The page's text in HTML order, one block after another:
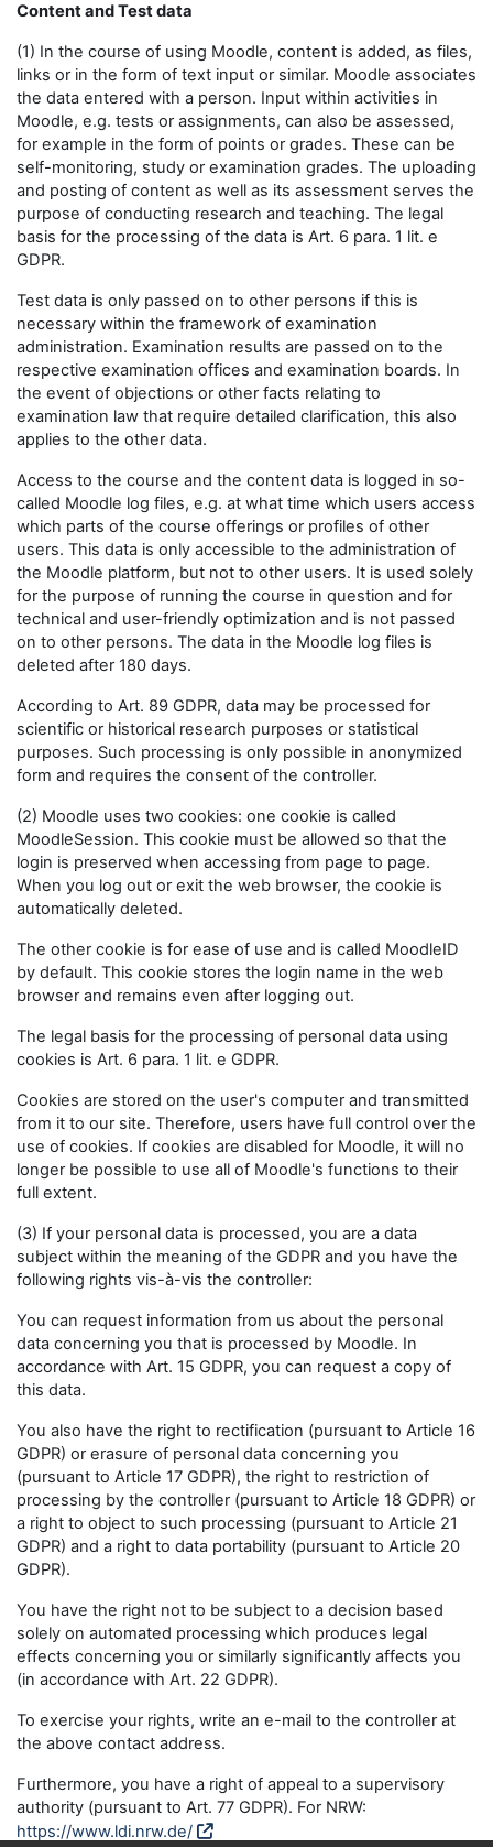
Content and Test data
(1) In the course of using Moodle, content is added, as files,
links or in the form of text input or similar. Moodle associates
the data entered with a person. Input within activities in
Moodle, e.g. tests or assignments, can also be assessed,
for example in the form of points or grades. These can be
self-monitoring, study or examination grades. The uploading
and posting of content as well as its assessment serves the
purpose of conducting research and teaching. The legal
basis for the processing of the data is Art. 6 para. 1 lit. e
GDPR.
Test data is only passed on to other persons if this is
necessary within the framework of examination
administration. Examination results are passed on to the
respective examination offices and examination boards. In
the event of objections or other facts relating to
examination law that require detailed clarification, this also
applies to the other data.
Access to the course and the content data is logged in so-
called Moodle log files, e.g. at what time which users access
which parts of the course offerings or profiles of other
users. This data is only accessible to the administration of
the Moodle platform, but not to other users. It is used solely
for the purpose of running the course in question and for
technical and user-friendly optimization and is not passed
on to other persons. The data in the Moodle log files is
deleted after 180 days.
According to Art. 89 GDPR, data may be processed for
scientific or historical research purposes or statistical
purposes. Such processing is only possible in anonymized
form and requires the consent of the controller.
(2) Moodle uses two cookies: one cookie is called
MoodleSession. This cookie must be allowed so that the
login is preserved when accessing from page to page.
When you log out or exit the web browser, the cookie is
automatically deleted.
The other cookie is for ease of use and is called MoodleID
by default. This cookie stores the login name in the web
browser and remains even after logging out.
The legal basis for the processing of personal data using
cookies is Art. 6 para. 1 lit. e GDPR.
Cookies are stored on the user's computer and transmitted
from it to our site. Therefore, users have full control over the
use of cookies. If cookies are disabled for Moodle, it will no
longer be possible to use all of Moodle's functions to their
full extent.
(3) If your personal data is processed, you are a data
subject within the meaning of the GDPR and you have the
following rights vis-à-vis the controller:
You can request information from us about the personal
data concerning you that is processed by Moodle. In
accordance with Art. 15 GDPR, you can request a copy of
this data.
You also have the right to rectification (pursuant to Article 16
GDPR) or erasure of personal data concerning you
(pursuant to Article 17 GDPR), the right to restriction of
processing by the controller (pursuant to Article 18 GDPR) or
a right to object to such processing (pursuant to Article 21
GDPR) and a right to data portability (pursuant to Article 20
GDPR).
You have the right not to be subject to a decision based
solely on automated processing which produces legal
effects concerning you or similarly significantly affects you
(in accordance with Art. 22 GDPR).
To exercise your rights, write an e-mail to the controller at
the above contact address.
Furthermore, you have a right of appeal to a supervisory
authority (pursuant to Art. 77 GDPR). For NRW:
https://www.ldi.nrw.de/